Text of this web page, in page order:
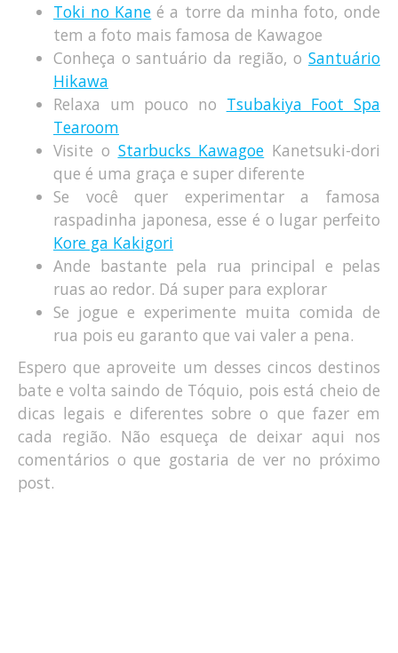
Toki no Kane é a torre da minha foto, onde
tem a foto mais famosa de Kawagoe
Conheça o santuário da região, o Santuário
Hikawa
Relaxa um pouco no Tsubakiya Foot Spa
Tearoom
Visite o Starbucks Kawagoe Kanetsuki-dori
que é uma graça e super diferente
Se você quer experimentar a famosa
raspadinha japonesa, esse é o lugar perfeito
Kore ga Kakigori
Ande bastante pela rua principal e pelas
ruas ao redor. Dá super para explorar
Se jogue e experimente muita comida de
rua pois eu garanto que vai valer a pena.
Espero que aproveite um desses cincos destinos
bate e volta saindo de Tóquio, pois está cheio de
dicas legais e diferentes sobre o que fazer em
cada região. Não esqueça de deixar aqui nos
comentários o que gostaria de ver no próximo
post.